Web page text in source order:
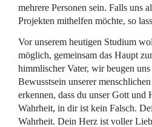
mehrere Personen sein. Falls uns
Projekten mithelfen möchte, so
Vor unserem heutigen Studium
möglich, gemeinsam das Haupt
himmlischer Vater, wir beugen
Bewusstsein unserer
erkennen, dass du unser Gott und
Wahrheit, in dir ist kein Falsch.
Wahrheit. Dein Herz ist voller